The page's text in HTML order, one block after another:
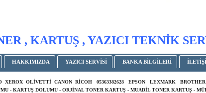
, KARTUŞ , YAZICI TEKNİK
HAKKIMIZDA YAZICI SERVİSİ BANKA BİLGİLERİ
XEROX OLİVETTİ CANON RİCOH 05363382628 EPSON LEXMARK
- KARTUŞ DOLUMU - ORJİNAL TONER KARTUŞ - MUADİL TONER KARTUŞ -